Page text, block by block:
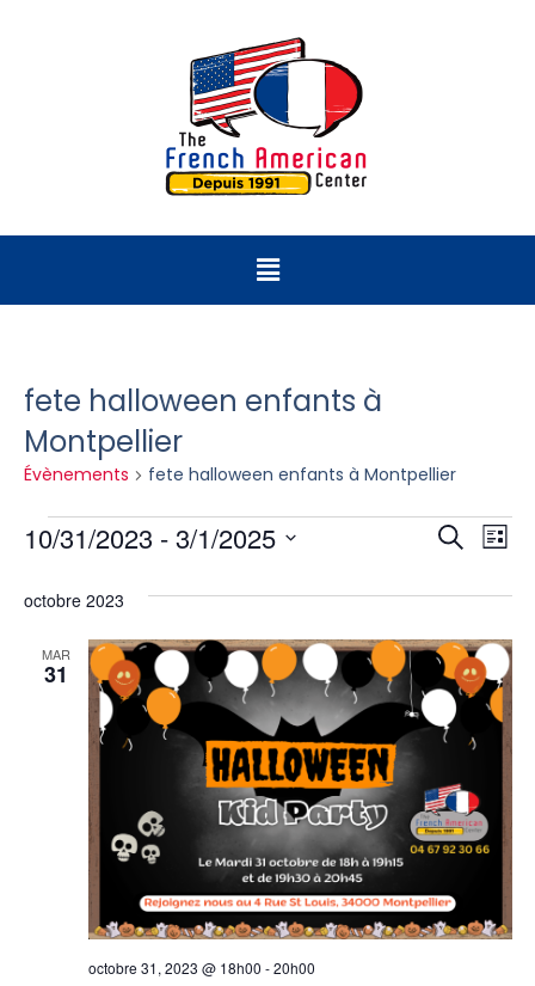
fete halloween enfants à
Montpellier
Évènements fete halloween enfants à Montpellier
et
de
vues
Liste
10/31/2023 - 3/1/2025
date.
octobre 2023
MAR
31
octobre 31, 2023 @ 18h00 -20h00